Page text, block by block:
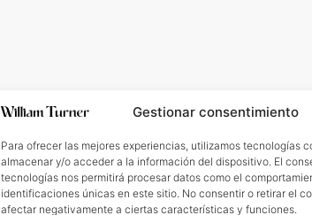
Gestionar consentimiento
Para ofrecer las mejores experiencias, utilizamos tecnologías
almacenar y/o acceder a la información del dispositivo. El
tecnologías nos permitirá procesar datos como el
identificaciones únicas en este sitio. No consentir o retirar el
afectar negativamente a ciertas características y funciones.
Media & Social